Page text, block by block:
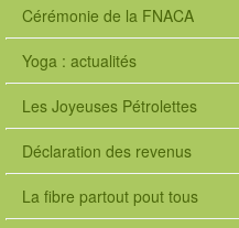
Cérémonie de la FNACA
Yoga : actualités
Les Joyeuses Pétrolettes
Déclaration des revenus
La fibre partout pout tous